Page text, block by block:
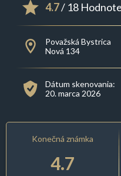
4.7/ 18
Považská Bystrica
Nová 134
Dátum skenovania:
20. marca 2026
Konečná známka
4.7